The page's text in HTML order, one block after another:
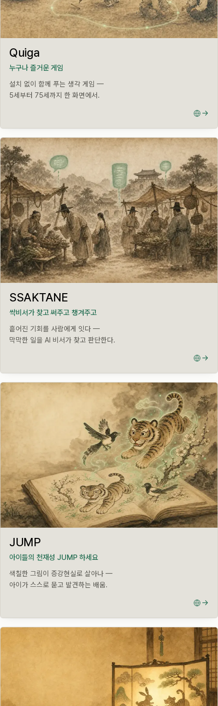
Quiga
누구나 즐거운 게임
설치 없이 함께 푸는 생각 게임 —
5세부터 75세까지 한 화면에서.
→
SSAKTANE
싹비서가 찾고 써주고 챙겨주고
흩어진 기회를 사람에게 잇다 —
막막한 일을 AI 비서가 찾고 판단한다.
→
JUMP
아이들의 천재성 JUMP 하세요
색칠한 그림이 증강현실로 살아나 —
아이가 스스로 묻고 발견하는 배움.
→